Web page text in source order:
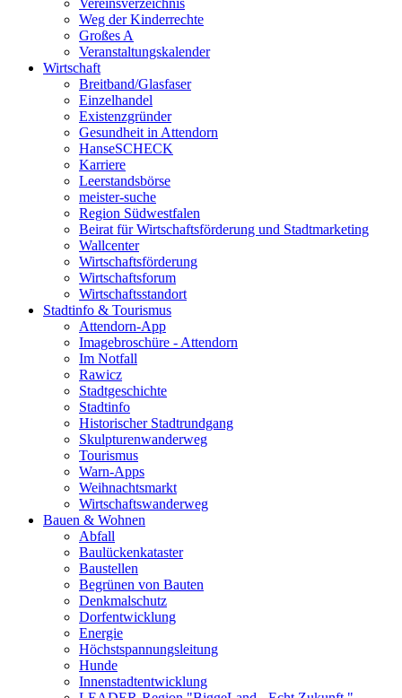
Vereinsverzeichnis
Weg der Kinderrechte
Großes A
Veranstaltungskalender
Wirtschaft
Breitband/Glasfaser
Einzelhandel
Existenzgründer
Gesundheit in Attendorn
HanseSCHECK
Karriere
Leerstandsbörse
meister-suche
Region Südwestfalen
Beirat für Wirtschaftsförderung und Stadtmarketing
Wallcenter
Wirtschaftsförderung
Wirtschaftsforum
Wirtschaftsstandort
Stadtinfo & Tourismus
Attendorn-App
Imagebroschüre - Attendorn
Im Notfall
Rawicz
Stadtgeschichte
Stadtinfo
Historischer Stadtrundgang
Skulpturenwanderweg
Tourismus
Warn-Apps
Weihnachtsmarkt
Wirtschaftswanderweg
Bauen & Wohnen
Abfall
Baulückenkataster
Baustellen
Begrünen von Bauten
Denkmalschutz
Dorfentwicklung
Energie
Höchstspannungsleitung
Hunde
Innenstadtentwicklung